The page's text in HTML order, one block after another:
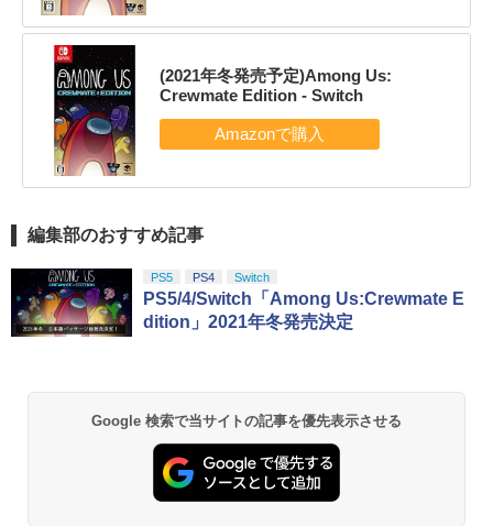
(2021年冬発売予定)Among Us:
Crewmate Edition - Switch
編集部のおすすめ記事
PS5 PS4 Switch
PS5/4/Switch「Among Us:Crewmate E
dition」2021年冬発売決定
Google 検索で当サイトの記事を優先表示させる